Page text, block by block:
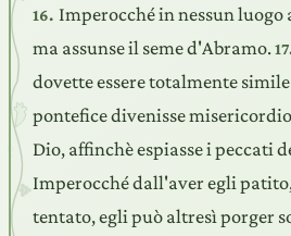
16. Imperocché in nessun luogo
ma assunse il seme d'Abramo.
dovette essere totalmente
pontefice divenisse
Dio, affinchè espiasse i peccati
Imperocché dall'aver egli patito,
tentato, egli può altresì porger